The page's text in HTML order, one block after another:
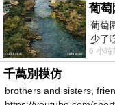
葡萄
葡萄
少了
一
6 小時
千萬別模仿
brothers and sisters,